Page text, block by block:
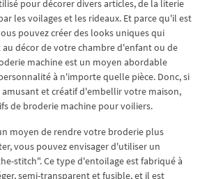
pour décorer divers articles, de la literie
les voilages et les rideaux. Et parce qu'il est
pouvez créer des looks uniques qui
décor de votre chambre d'enfant ou de
machine est un moyen abordable
à n'importe quelle pièce. Donc, si
et créatif d'embellir votre maison,
de broderie machine pour voiliers.
moyen de rendre votre broderie plus
vous pouvez envisager d'utiliser un
stitch". Ce type d'entoilage est fabriqué à
semi-transparent et fusible, et il est